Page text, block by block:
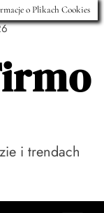
i trendach
o Plikach Cookies